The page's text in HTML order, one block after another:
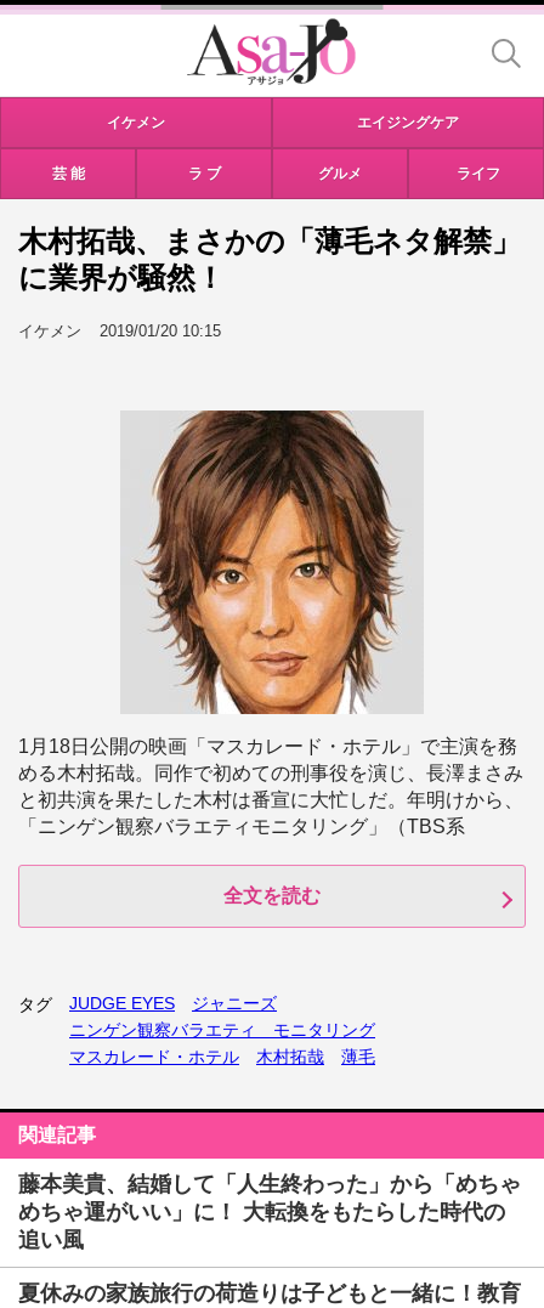
イケメン エイジングケア
芸 能 ラ ブ グルメ ライフ
木村拓哉、まさかの「薄毛ネタ解禁」
に業界が騒然！
イケメン 2019/01/20 10:15
1月18日公開の映画「マスカレード・ホテル」で主演を務
める木村拓哉。同作で初めての刑事役を演じ、長澤まさみ
と初共演を果たした木村は番宣に大忙しだ。年明けから、
「ニンゲン観察バラエティモニタリング」（TBS系
全文を読む
タグ JUDGE EYES
ジャニーズ
ニンゲン観察バラエティ モニタリング
マスカレード・ホテル
木村拓哉 薄毛
関連記事
藤本美貴、結婚して「人生終わった」から「めちゃ
めちゃ運がいい」に！ 大転換をもたらした時代の
追い風
夏休みの家族旅行の荷造りは子どもと一緒に！教育